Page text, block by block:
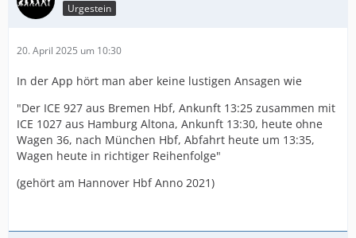
Urgestein
20. April 2025 um 10:30
In der App hört man aber keine lustigen Ansagen wie
"Der ICE 927 aus Bremen Hbf, Ankunft 13:25 zusammen mit
ICE 1027 aus Hamburg Altona, Ankunft 13:30, heute ohne
Wagen 36, nach München Hbf, Abfahrt heute um 13:35,
Wagen heute in richtiger Reihenfolge"
(gehört am Hannover Hbf Anno 2021)